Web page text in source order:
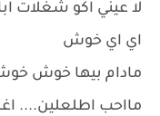
لا عيني اكو شغلات
اي اي خوش
مادام بيها خوش
مااحب اطلعلين....